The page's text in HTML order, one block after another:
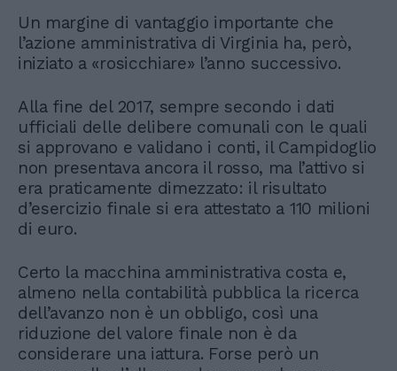
Un margine di vantaggio importante che
l’azione amministrativa di Virginia ha, però,
iniziato a «rosicchiare» l’anno successivo.
Alla fine del 2017, sempre secondo i dati
ufficiali delle delibere comunali con le quali
si approvano e validano i conti, il Campidoglio
non presentava ancora il rosso, ma l’attivo si
era praticamente dimezzato: il risultato
d’esercizio finale si era attestato a 110 milioni
di euro.
Certo la macchina amministrativa costa e,
almeno nella contabilità pubblica la ricerca
dell’avanzo non è un obbligo, così una
riduzione del valore finale non è da
considerare una iattura. Forse però un